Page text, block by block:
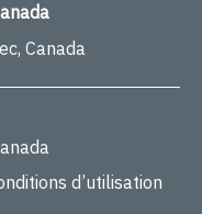
Canada
d’utilisation